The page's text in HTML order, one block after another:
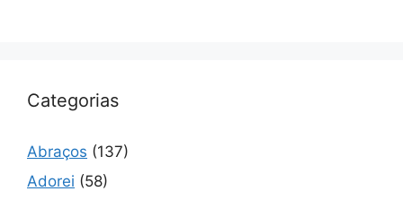
Categorias
Abraços (137)
Adorei (58)